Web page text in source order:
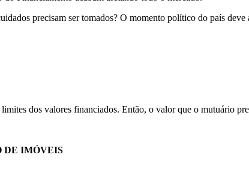
precisam ser tomados? O momento político do país deve
dos valores financiados. Então, o valor que o mutuário
DE IMÓVEIS